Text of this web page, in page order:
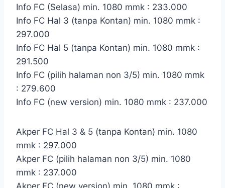
Info FC (Selasa) min. 1080 mmk : 233.000
Info FC Hal 3 (tanpa Kontan) min. 1080 mmk :
297.000
Info FC Hal 5 (tanpa Kontan) min. 1080 mmk :
291.500
Info FC (pilih halaman non 3/5) min. 1080 mmk
: 279.600
Info FC (new version) min. 1080 mmk : 237.000
Akper FC Hal 3 & 5 (tanpa Kontan) min. 1080
mmk : 297.000
Akper FC (pilih halaman non 3/5) min. 1080
mmk : 237.000
Akper FC (new version) min. 1080 mmk :